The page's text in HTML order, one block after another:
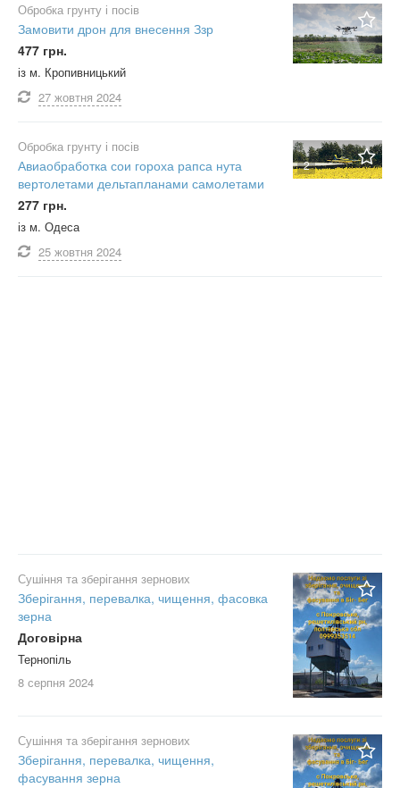
Обробка грунту і посів
Замовити дрон для внесення Ззр
477 грн.
із м. Кропивницький
27 жовтня 2024
2
Обробка грунту і посів
Авиаобработка сои гороха рапса нута
вертолетами дельтапланами самолетами
277 грн.
із м. Одеса
25 жовтня 2024
Сушіння та зберігання зернових
Зберігання, перевалка, чищення, фасовка
зерна
Договірна
Тернопіль
8 серпня 2024
Сушіння та зберігання зернових
Зберігання, перевалка, чищення,
фасування зерна